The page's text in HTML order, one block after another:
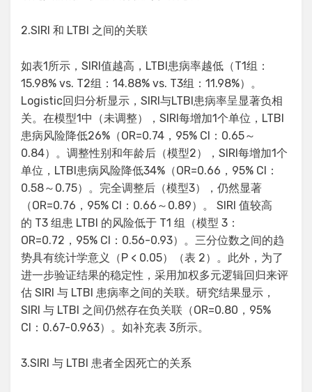
2.SIRI 和 LTBI 之间的关联
如表1所示，SIRI值越高，LTBI患病率越低（T1组：
15.98% vs. T2组：14.88% vs. T3组：11.98%）。
Logistic回归分析显示，SIRI与LTBI患病率呈显著负相
关。在模型1中（未调整），SIRI每增加1个单位，LTBI
患病风险降低26%（OR=0.74，95% CI：0.65～
0.84）。调整性别和年龄后（模型2），SIRI每增加1个
单位，LTBI患病风险降低34%（OR=0.66，95% CI：
0.58～0.75）。完全调整后（模型3），仍然显著
（OR=0.76，95% CI：0.66～0.89）。 SIRI 值较高
的 T3 组患 LTBI 的风险低于 T1 组（模型 3：
OR=0.72，95% CI：0.56-0.93）。三分位数之间的趋
势具有统计学意义（P < 0.05）（表 2）。此外，为了
进一步验证结果的稳定性，采用加权多元逻辑回归来评
估 SIRI 与 LTBI 患病率之间的关联。研究结果显示，
SIRI 与 LTBI 之间仍然存在负关联（OR=0.80，95%
CI：0.67-0.963）。如补充表 3所示。
3.SIRI 与 LTBI 患者全因死亡的关系